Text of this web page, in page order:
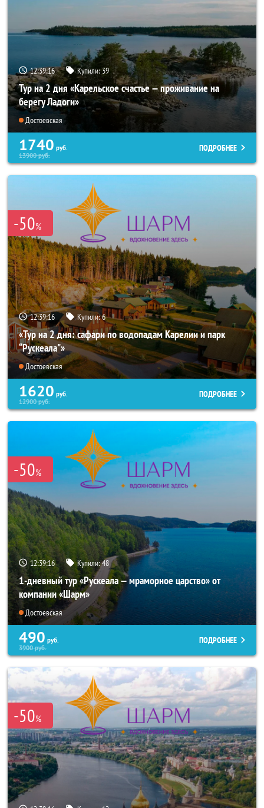
12:39:15 Купили:39
Тур на 2 дня «Карельское счастье — проживание на
берегу Ладоги»
Достоевская
1740 руб.
13900руб.
ПОДРОБНЕЕ
-50%
12:39:15 Купили:6
«Тур на 2 дня: сафари по водопадам Карелии и парк
“Рускеала"»
Достоевская
1620 руб.
12900руб.
ПОДРОБНЕЕ
-50%
12:39:15 Купили:48
1-дневный тур «Рускеала — мраморное царство» от
компании «Шарм»
Достоевская
490 руб.
3900руб.
ПОДРОБНЕЕ
-50%